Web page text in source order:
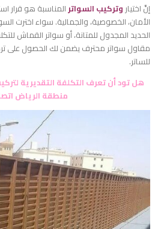
​إنَّ اختيار وتركيب السواترالمناسبة هو قرار
الأمان، الخصوصية، والجمالية. سواء اخترت
الحديد المجدول للمتانة، أو سواتر القماش
مقاول سواتر محترف يضمن لك الحصول على
للساتر.
​هل تود أن تعرف التكلفة التقديرية
منطقة الرياض